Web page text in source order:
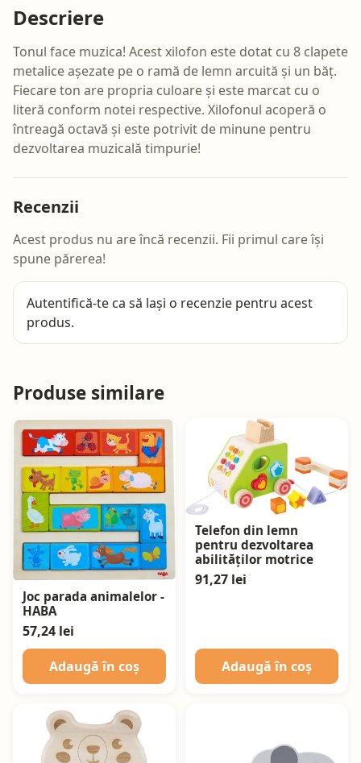
Descriere
Tonul face muzica! Acest xilofon este dotat cu 8 clapete
metalice așezate pe o ramă de lemn arcuită și un băț.
Fiecare ton are propria culoare și este marcat cu o
literă conform notei respective. Xilofonul acoperă o
întreagă octavă și este potrivit de minune pentru
dezvoltarea muzicală timpurie!
Recenzii
Acest produs nu are încă recenzii. Fii primul care își
spune părerea!
Autentifică-te ca să lași o recenzie pentru acest
produs.
Produse similare
Joc parada animalelor -
HABA
57,24 lei
Adaugă în coș
Telefon din lemn
pentru dezvoltarea
abilităților motrice
91,27 lei
Adaugă în coș